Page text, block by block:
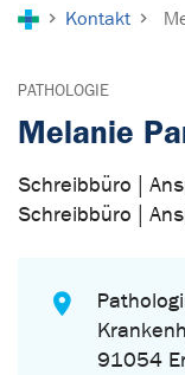
Kontakt
PATHOLOGIE
Melanie
Schreibbüro |
Schreibbüro |
91054